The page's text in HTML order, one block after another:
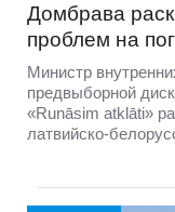
Домбравa
проблем на
Министр
предвыборной
«Runāsim atklāti»
латвийско-